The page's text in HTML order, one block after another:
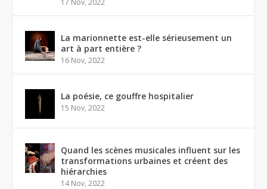
17 Nov, 2022
La marionnette est-elle sérieusement un
art à part entière ?
16 Nov, 2022
La poésie, ce gouffre hospitalier
15 Nov, 2022
Quand les scènes musicales influent sur les
transformations urbaines et créent des
hiérarchies
14 Nov, 2022